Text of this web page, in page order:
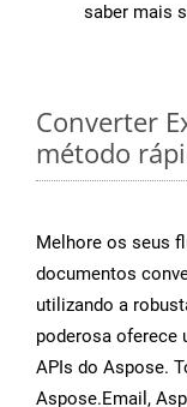
saber mais
Converter
método
Melhore os seus
documentos
utilizando a
poderosa oferece
APIs do Aspose.
Aspose.Email,